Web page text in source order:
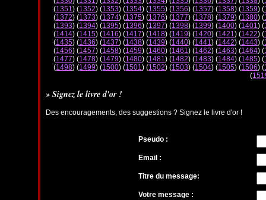
(1351) (1352) (1353) (1354) (1355) (1356) (1357) (1358) (1359) (
(1372) (1373) (1374) (1375) (1376) (1377) (1378) (1379) (1380) (
(1393) (1394) (1395) (1396) (1397) (1398) (1399) (1400) (1401) (
(1414) (1415) (1416) (1417) (1418) (1419) (1420) (1421) (1422) (
(1435) (1436) (1437) (1438) (1439) (1440) (1441) (1442) (1443) (
(1456) (1457) (1458) (1459) (1460) (1461) (1462) (1463) (1464) (
(1477) (1478) (1479) (1480) (1481) (1482) (1483) (1484) (1485) (
(1498) (1499) (1500) (1501) (1502) (1503) (1504) (1505) (1506) (
(
» Signez le livre d'or !
Des encouragements, des suggestions ? Signez le livre d'or !
Pseudo :
Email :
Titre du message:
Votre message :